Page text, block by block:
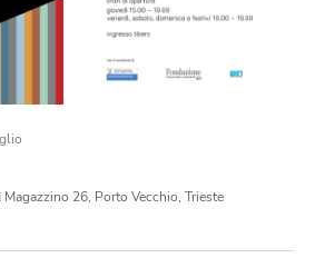
Magazzino 26, Porto Vecchio, Trieste